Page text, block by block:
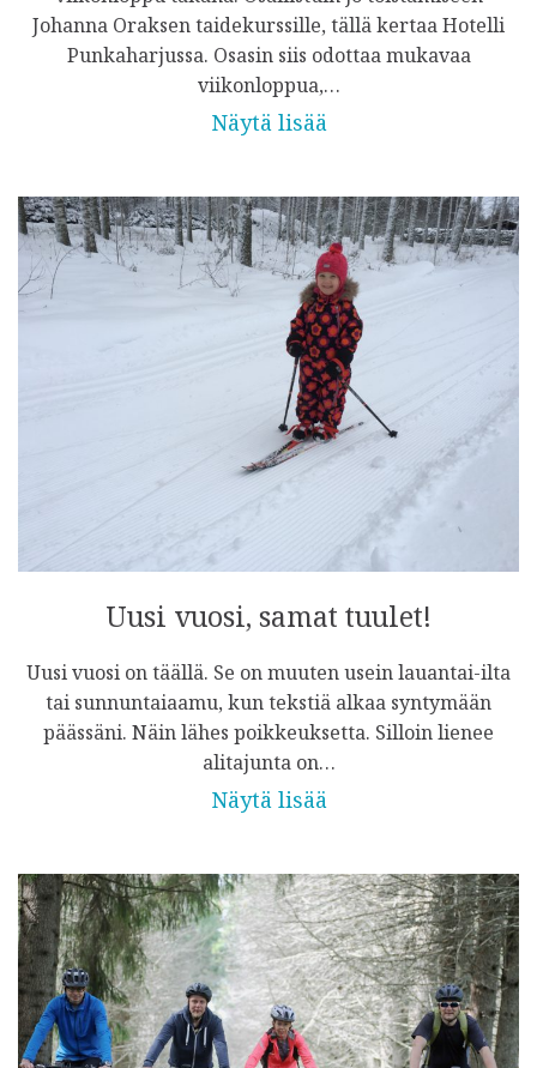
Johanna Oraksen taidekurssille, tällä kertaa Hotelli
Punkaharjussa. Osasin siis odottaa mukavaa
viikonloppua,…
Näytä lisää
Uusi vuosi, samat tuulet!
Uusi vuosi on täällä. Se on muuten usein lauantai-ilta
tai sunnuntaiaamu, kun tekstiä alkaa syntymään
päässäni. Näin lähes poikkeuksetta. Silloin lienee
alitajunta on…
Näytä lisää